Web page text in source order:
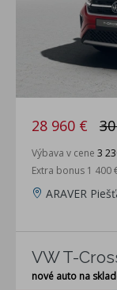
28 960 €
Výbava v cene 3
Extra bonus 1
ARAVER
VW T-
nové auto na